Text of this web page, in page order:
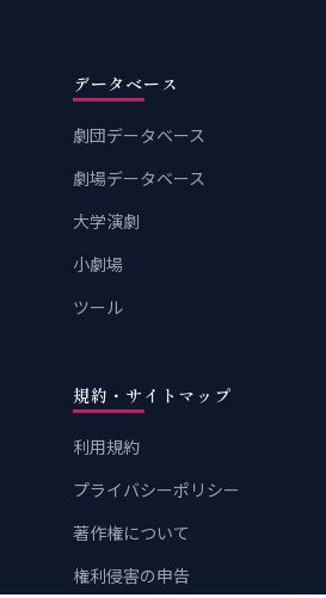
データベース
劇団データベース
劇場データベース
大学演劇
小劇場
ツール
規約・サイトマップ
利用規約
プライバシーポリシー
著作権について
権利侵害の申告